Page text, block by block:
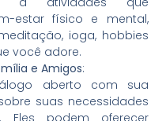
estar físico e mental,
ioga, hobbies
você adore.
e Amigos:
aberto com sua
suas necessidades